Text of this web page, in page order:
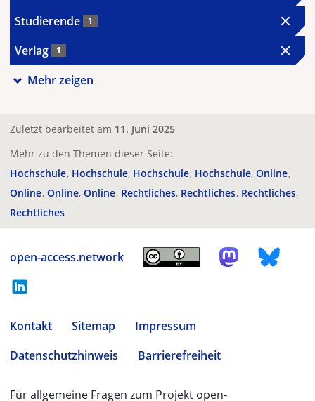
Studierende 1
Verlag 1
Mehr zeigen
Zuletzt bearbeitet am 11. Juni 2025
Mehr zu den Themen dieser Seite:
Hochschule Hochschule Hochschule Hochschule Online
Online Online Online Rechtliches Rechtliches Rechtliches
Rechtliches
open-access.network
Kontakt Sitemap
Impressum
Datenschutzhinweis
Barrierefreiheit
Für allgemeine Fragen zum Projekt open-